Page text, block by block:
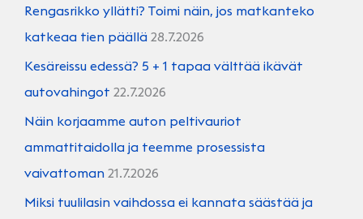
Rengasrikko yllätti? Toimi näin, jos matkanteko
katkeaa tien päällä 28.7.2026
Kesäreissu edessä? 5 + 1 tapaa välttää ikävät
autovahingot 22.7.2026
Näin korjaamme auton peltivauriot
ammattitaidolla ja teemme prosessista
vaivattoman 21.7.2026
Miksi tuulilasin vaihdossa ei kannata säästää ja